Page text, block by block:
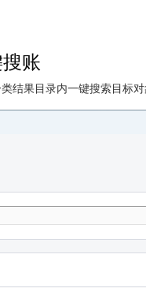
账
果目录内一键搜索目标